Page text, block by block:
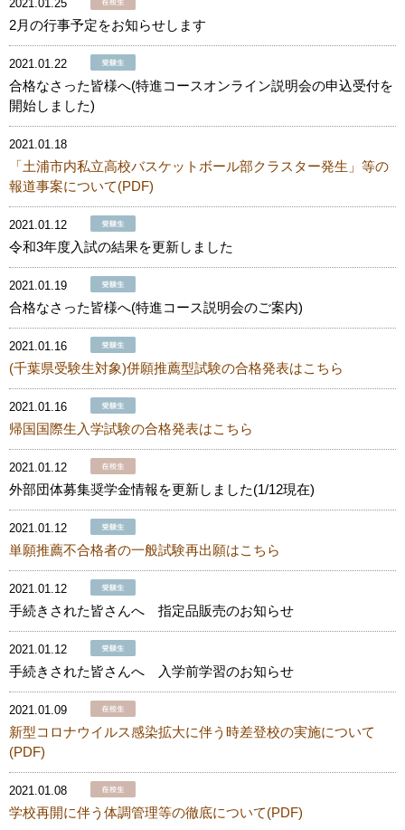
2021.01.25
2月の行事予定をお知らせします
2021.01.22
合格なさった皆様へ(特進コースオンライン説明会の申込受付を
開始しました)
2021.01.18
「土浦市内私立高校バスケットボール部クラスター発生」等の
報道事案について(PDF)
2021.01.12
令和3年度入試の結果を更新しました
2021.01.19
合格なさった皆様へ(特進コース説明会のご案内)
2021.01.16
(千葉県受験生対象)併願推薦型試験の合格発表はこちら
2021.01.16
帰国国際生入学試験の合格発表はこちら
2021.01.12
外部団体募集奨学金情報を更新しました(1/12現在)
2021.01.12
単願推薦不合格者の一般試験再出願はこちら
2021.01.12
手続きされた皆さんへ 指定品販売のお知らせ
2021.01.12
手続きされた皆さんへ 入学前学習のお知らせ
2021.01.09
新型コロナウイルス感染拡大に伴う時差登校の実施について
(PDF)
2021.01.08
学校再開に伴う体調管理等の徹底について(PDF)